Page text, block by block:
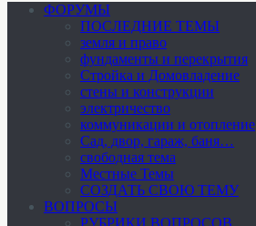
ФОРУМЫ
ПОСЛЕДНИЕ ТЕМЫ
земля и право
фундаменты и перекрытия
Стройка и Домовладение
стены и конструкции
электричество
коммуникации и отопление
Cад, двор, гараж, баня…
свободная тема
Местные Темы
СОЗДАТЬ СВОЮ ТЕМУ
ВОПРОСЫ
РУБРИКИ ВОПРОСОВ